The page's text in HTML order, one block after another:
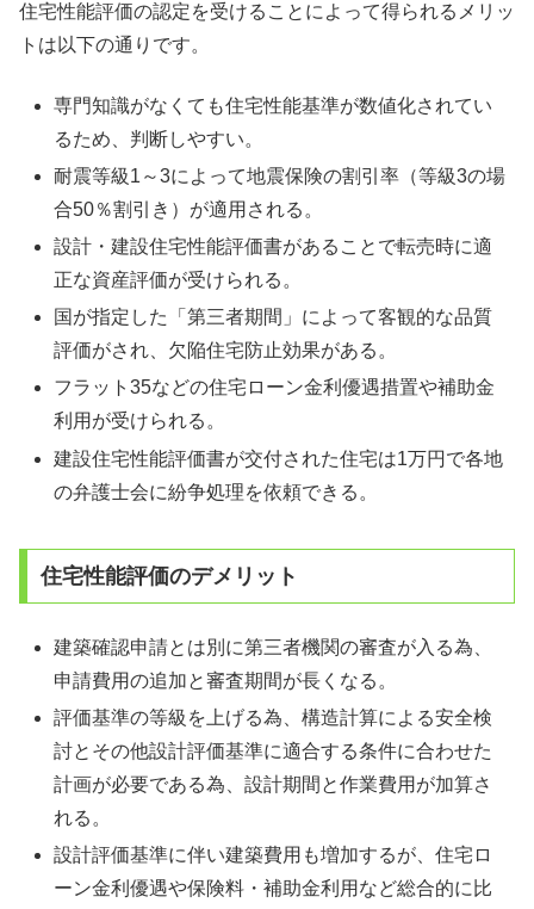
住宅性能評価の認定を受けることによって得られるメリッ
トは以下の通りです。
専門知識がなくても住宅性能基準が数値化されてい
るため、判断しやすい。
耐震等級1～3によって地震保険の割引率（等級3の場
合50％割引き）が適用される。
設計・建設住宅性能評価書があることで転売時に適
正な資産評価が受けられる。
国が指定した「第三者期間」によって客観的な品質
評価がされ、欠陥住宅防止効果がある。
フラット35などの住宅ローン金利優遇措置や補助金
利用が受けられる。
建設住宅性能評価書が交付された住宅は1万円で各地
の弁護士会に紛争処理を依頼できる。
住宅性能評価のデメリット
建築確認申請とは別に第三者機関の審査が入る為、
申請費用の追加と審査期間が長くなる。
評価基準の等級を上げる為、構造計算による安全検
討とその他設計評価基準に適合する条件に合わせた
計画が必要である為、設計期間と作業費用が加算さ
れる。
設計評価基準に伴い建築費用も増加するが、住宅ロ
ーン金利優遇や保険料・補助金利用など総合的に比